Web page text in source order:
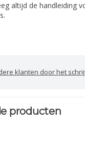
altijd de handleiding
klanten door het
producten